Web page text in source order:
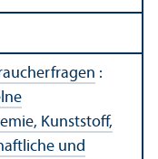
:
Kunststoff,
und